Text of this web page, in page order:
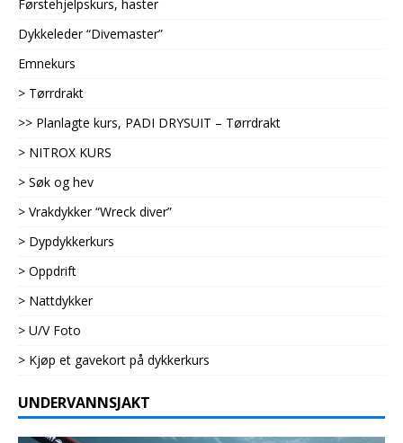
Førstehjelpskurs, haster
Dykkeleder “Divemaster”
Emnekurs
> Tørrdrakt
>> Planlagte kurs, PADI DRYSUIT – Tørrdrakt
> NITROX KURS
> Søk og hev
> Vrakdykker “Wreck diver”
> Dypdykkerkurs
> Oppdrift
> Nattdykker
> U/V Foto
> Kjøp et gavekort på dykkerkurs
UNDERVANNSJAKT